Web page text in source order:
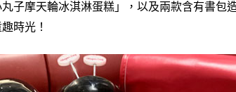
子摩天輪冰淇淋蛋糕」，以及兩款含有書包
時光！